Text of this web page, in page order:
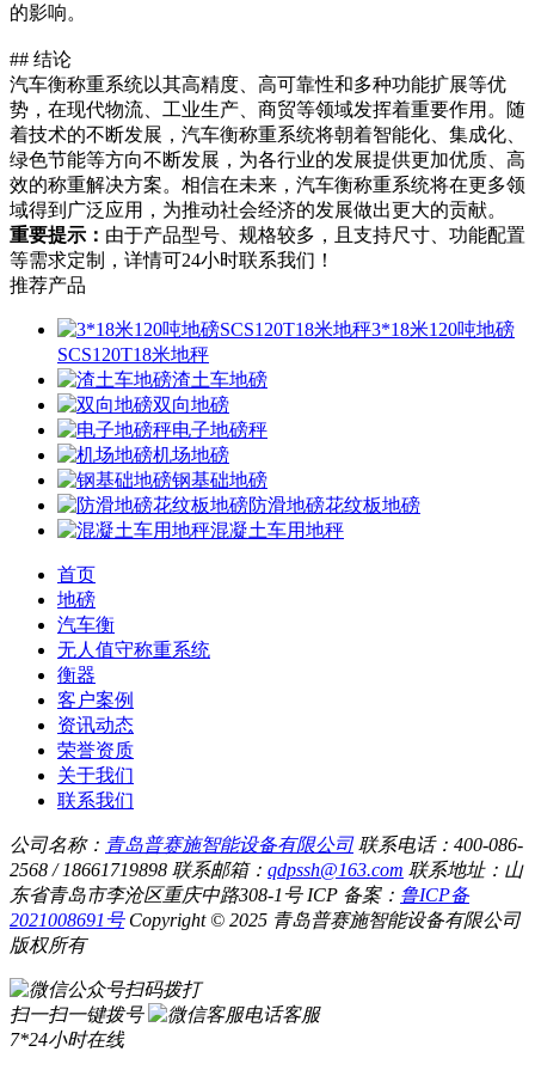
的影响。
## 结论
汽车衡称重系统以其高精度、高可靠性和多种功能扩展等优
势，在现代物流、工业生产、商贸等领域发挥着重要作用。随
着技术的不断发展，汽车衡称重系统将朝着智能化、集成化、
绿色节能等方向不断发展，为各行业的发展提供更加优质、高
效的称重解决方案。相信在未来，汽车衡称重系统将在更多领
域得到广泛应用，为推动社会经济的发展做出更大的贡献。
重要提示： 由于产品型号、规格较多，且支持尺寸、功能配置
等需求定制，详情可24小时联系我们！
推荐产品
3*18米120吨地磅
SCS120T18米地秤
渣土车地磅
双向地磅
电子地磅秤
机场地磅
钢基础地磅
防滑地磅花纹板地磅
混凝土车用地秤
首页
地磅
汽车衡
无人值守称重系统
衡器
客户案例
资讯动态
荣誉资质
关于我们
联系我们
公司名称： 青岛普赛施智能设备有限公司 联系电话：400-086-
2568 / 18661719898 联系邮箱： qdpssh@163.com 联系地址：山
东省青岛市李沧区重庆中路308-1号 ICP 备案： 鲁ICP备
2021008691号 Copyright © 2025 青岛普赛施智能设备有限公司
版权所有
扫码拨打
扫一扫一键拨号
电话客服
7*24小时在线